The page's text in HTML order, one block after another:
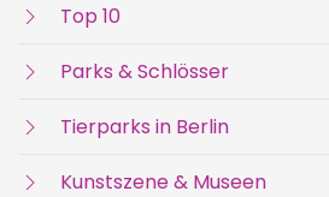
Top 10
Parks & Schlösser
Tierparks in Berlin
Kunstszene & Museen